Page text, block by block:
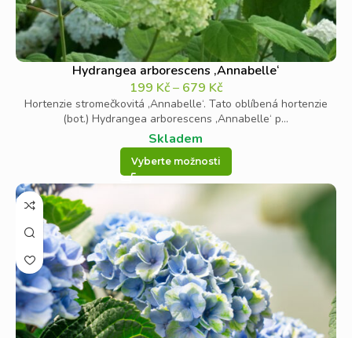
Hydrangea arborescens ‚Annabelle‘
199 Kč– 679 Kč
Hortenzie stromečkovitá ‚Annabelle‘. Tato oblíbená hortenzie
(bot.) Hydrangea arborescens ‚Annabelle‘ p...
Skladem
Vyberte možnosti